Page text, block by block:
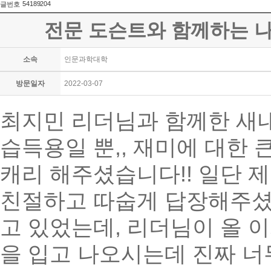
글번호 54189204
전문 도슨트와 함께하는
소속 인문과학대학
방문일자 2022-03-07
최지민 리더님과 함께한 새
습득용일 뿐,, 재미에 대한
캐리 해주셨습니다!! 일단
친절하고 따숩게 답장해주
고 있었는데, 리더님이 올
을 입고 나오시는데 진짜